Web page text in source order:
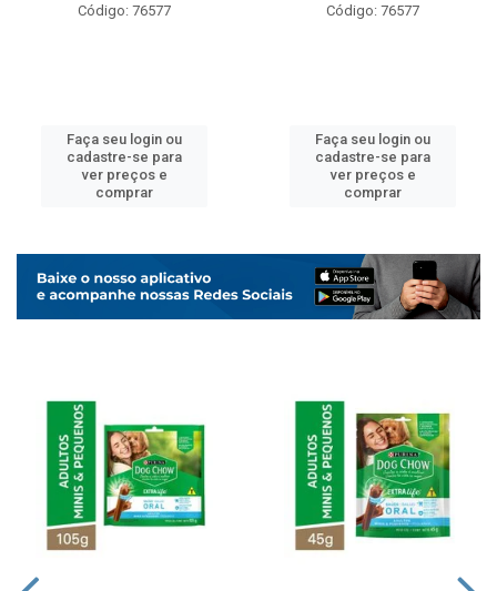
Código: 76577
Faça seu login ou
cadastre-se para
ver preços e
comprar
Código: 76577
Faça seu login ou
cadastre-se para
ver preços e
comprar